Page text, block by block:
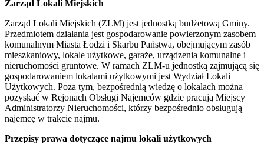
Zarząd Lokali Miejskich
Zarząd Lokali Miejskich (ZLM) jest jednostką budżetową Gminy.
Przedmiotem działania jest gospodarowanie powierzonym zasobem
komunalnym Miasta Łodzi i Skarbu Państwa, obejmującym zasób
mieszkaniowy, lokale użytkowe, garaże, urządzenia komunalne i
nieruchomości gruntowe. W ramach ZLM-u jednostką zajmującą się
gospodarowaniem lokalami użytkowymi jest Wydział Lokali
Użytkowych. Poza tym, bezpośrednią wiedzę o lokalach można
pozyskać w Rejonach Obsługi Najemców gdzie pracują Miejscy
Administratorzy Nieruchomości, którzy bezpośrednio obsługują
najemcę w trakcie najmu.
Przepisy prawa dotyczące najmu lokali użytkowych